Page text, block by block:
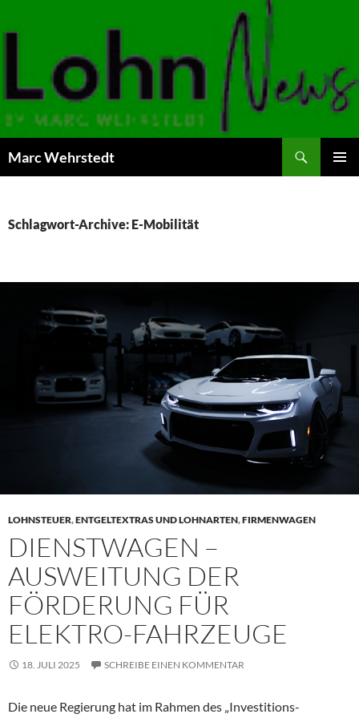
Marc Wehrstedt
Schlagwort-Archive: E-Mobilität
LOHNSTEUER,ENTGELTEXTRAS UND LOHNARTEN,FIRMENWAGEN
DIENSTWAGEN –
AUSWEITUNG DER
FÖRDERUNG FÜR
ELEKTRO-FAHRZEUGE
18. JULI 2025 SCHREIBE EINEN KOMMENTAR
Die neue Regierung hat im Rahmen des „Investitions-